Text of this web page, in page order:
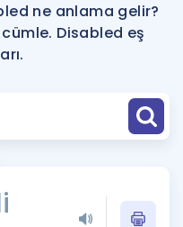
ne anlama gelir?
Disabled eş